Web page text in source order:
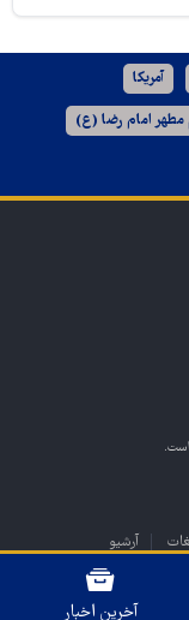
آمریکا
مطهر امام رضا (ع)
آرشیو
آخرین اخبار